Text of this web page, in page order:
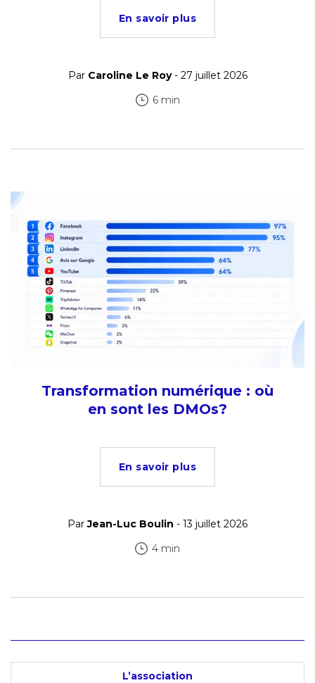
En savoir plus
Par Caroline Le Roy- 27 juillet 2026
6 min
Transformation numérique : où
en sont les DMOs?
En savoir plus
ParJean-Luc Boulin - 13 juillet 2026
4 min
L’association